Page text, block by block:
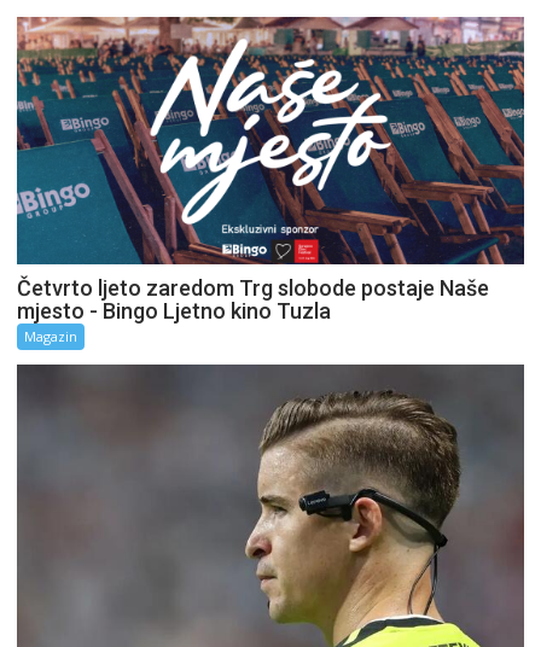
Četvrto ljeto zaredom Trg slobode postaje Naše
mjesto - Bingo Ljetno kino Tuzla
Magazin